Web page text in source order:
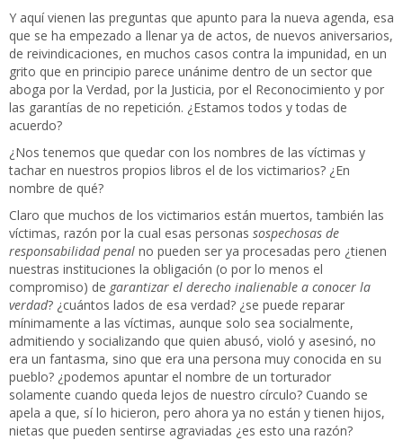
Y aquí vienen las preguntas que apunto para la nueva agenda, esa
que se ha empezado a llenar ya de actos, de nuevos aniversarios,
de reivindicaciones, en muchos casos contra la impunidad, en un
grito que en principio parece unánime dentro de un sector que
aboga por la Verdad, por la Justicia, por el Reconocimiento y por
las garantías de no repetición. ¿Estamos todos y todas de
acuerdo?
¿Nos tenemos que quedar con los nombres de las víctimas y
tachar en nuestros propios libros el de los victimarios? ¿En
nombre de qué?
Claro que muchos de los victimarios están muertos, también las
víctimas, razón por la cual esas personas sospechosas de
responsabilidad penal no pueden ser ya procesadas pero ¿tienen
nuestras instituciones la obligación (o por lo menos el
compromiso) de garantizar el derecho inalienable a conocer la
verdad? ¿cuántos lados de esa verdad? ¿se puede reparar
mínimamente a las víctimas, aunque solo sea socialmente,
admitiendo y socializando que quien abusó, violó y asesinó, no
era un fantasma, sino que era una persona muy conocida en su
pueblo? ¿podemos apuntar el nombre de un torturador
solamente cuando queda lejos de nuestro círculo? Cuando se
apela a que, sí lo hicieron, pero ahora ya no están y tienen hijos,
nietas que pueden sentirse agraviadas ¿es esto una razón?